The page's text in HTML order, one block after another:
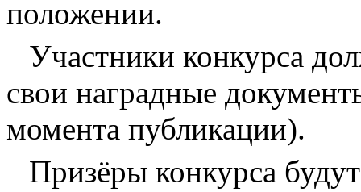
положении.
Участники конкурса
свои наградные
момента публикации).
Призёры конкурса